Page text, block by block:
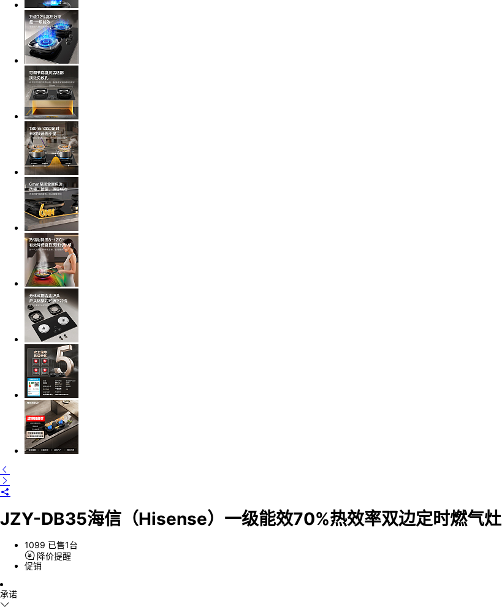
JZY-DB35海信（Hisense）一级能效70%热效率双边定时燃气
1099 已售1台
降价提醒
促销
承诺